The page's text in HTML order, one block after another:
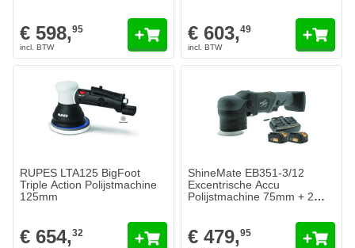
€ 598,95 € 603,49
RUPES LTA125 BigFoot
Triple Action Polijstmachine
125mm
€ 654,32
ShineMate EB351-3/12
Excentrische Accu
Polijstmachine 75mm + 2
€ 479,95